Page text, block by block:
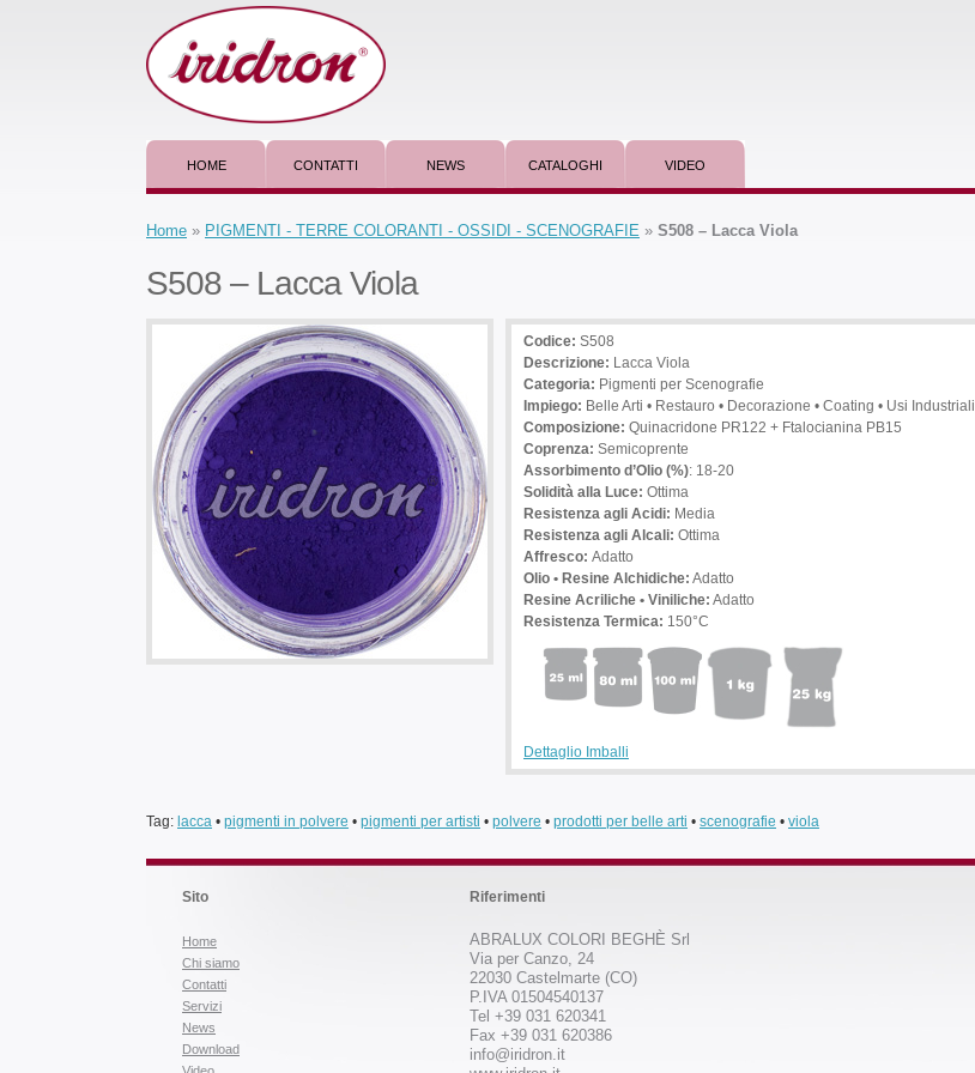
HOME CONTATTI NEWS CATALOGHI VIDEO
Home » PIGMENTI - TERRE COLORANTI - OSSIDI - SCENOGRAFIE » S508 – Lacca Viola
S508 – Lacca Viola
Codice: S508
Descrizione: Lacca Viola
Categoria: Pigmenti per Scenografie
Impiego: Belle Arti • Restauro • Decorazione • Coating • Usi Industriali
Composizione: Quinacridone PR122 + Ftalocianina PB15
Coprenza: Semicoprente
Assorbimento d’Olio (%): 18-20
Solidità alla Luce: Ottima
Resistenza agli Acidi: Media
Resistenza agli Alcali: Ottima
Affresco: Adatto
Olio • Resine Alchidiche: Adatto
Resine Acriliche • Viniliche: Adatto
Resistenza Termica: 150°C
Dettaglio Imballi
Tag: lacca • pigmenti in polvere • pigmenti per artisti • polvere • prodotti per belle arti • scenografie • viola
Sito
Home
Chi siamo
Contatti
Servizi
News
Download
Riferimenti
ABRALUX COLORI BEGHÈ Srl
Via per Canzo, 24
22030 Castelmarte (CO)
P.IVA 01504540137
Tel +39 031 620341
Fax +39 031 620386
info@iridron.it